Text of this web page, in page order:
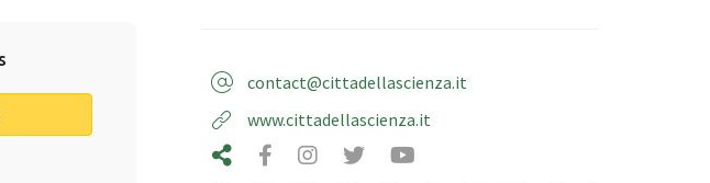
contact@cittadellascienza.it
www.cittadellascienza.it